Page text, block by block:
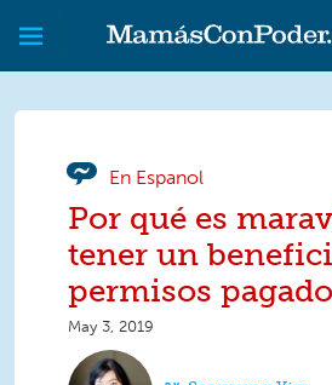
Skip to main content
Skip to main content
MamásConPoder
En Espanol
Por qué es
tener un
permisos
May 3, 2019